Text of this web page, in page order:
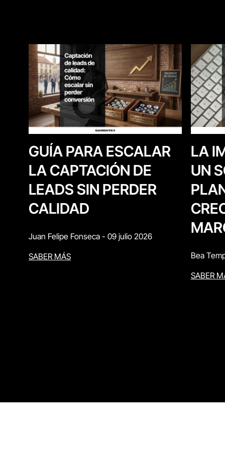
GUÍA PARA ESCALAR
LA CAPTACIÓN DE
LEADS SIN PERDER
CALIDAD
Juan Felipe Fonseca - 09 julio 2026
SABER MÁS
LA
UN
Bea
SABER